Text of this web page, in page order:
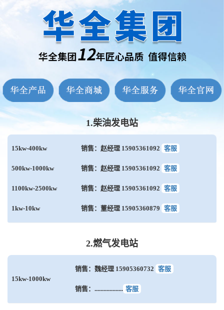
1.柴油发电站
15kw-400kw
500kw-1000kw
1100kw-2500kw
1kw-10kw
销售：赵经理 15905361092 客服
销售：赵经理 15905361092 客服
销售：赵经理 15905361092 客服
销售：董经理 15905360879 客服
2.燃气发电站
15kw-1000kw
销售：魏经理 15905360732 客服
销售：................... 客服